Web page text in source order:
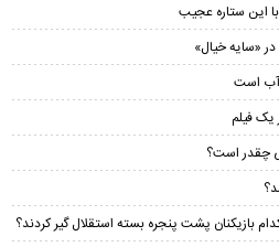
با این ستاره عجیب
آب است
چقدر است؟
بازیکنان پشت پنجره بسته استقلال گیر کردند؟